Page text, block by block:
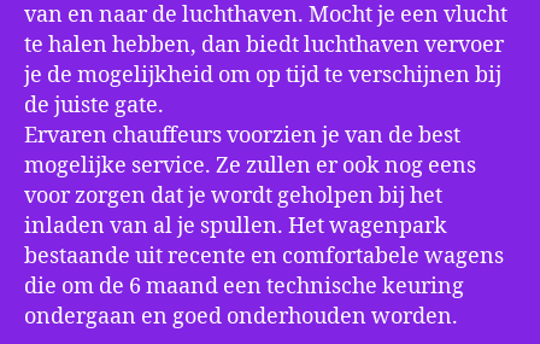
van en naar de luchthaven. Mocht je een vlucht
te halen hebben, dan biedt luchthaven vervoer
je de mogelijkheid om op tijd te verschijnen bij
de juiste gate.
Ervaren chauffeurs voorzien je van de best
mogelijke service. Ze zullen er ook nog eens
voor zorgen dat je wordt geholpen bij het
inladen van al je spullen. Het wagenpark
bestaande uit recente en comfortabele wagens
die om de 6 maand een technische keuring
ondergaan en goed onderhouden worden.